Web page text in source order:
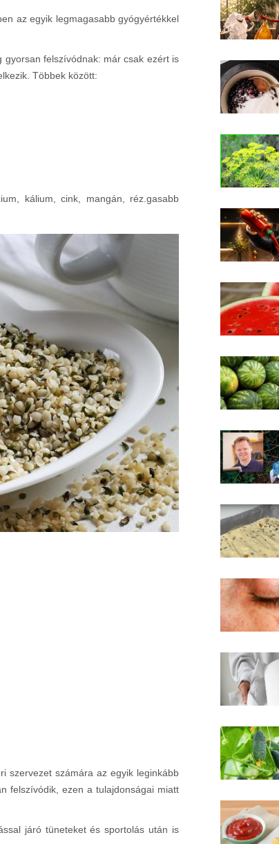
az egyik legmagasabb gyógyértékkel
felszívódnak: már csak ezért is
Többek között:
kálium, cink, mangán, réz.gasabb
szervezet számára az egyik leginkább
felszívódik, ezen a tulajdonságai miatt
járó tüneteket és sportolás után is